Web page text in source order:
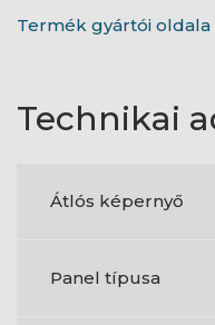
Termék gyártói oldala
Technikai
Átlós képernyő
Panel típusa